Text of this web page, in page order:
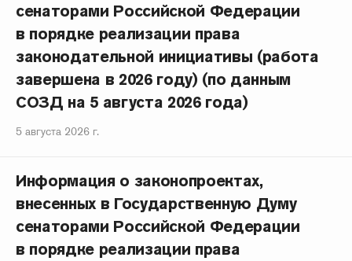
сенаторами Российской Федерации
в порядке реализации права
законодательной инициативы (работа
завершена в 2026 году) (по данным
СОЗД на 5 августа 2026 года)
5 августа 2026 г.
Информация о законопроектах,
внесенных в Государственную Думу
сенаторами Российской Федерации
в порядке реализации права